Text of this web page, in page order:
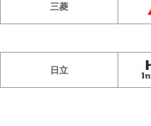
三菱
日立